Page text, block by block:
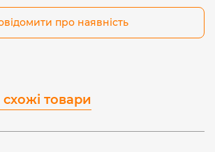
про наявність
товари